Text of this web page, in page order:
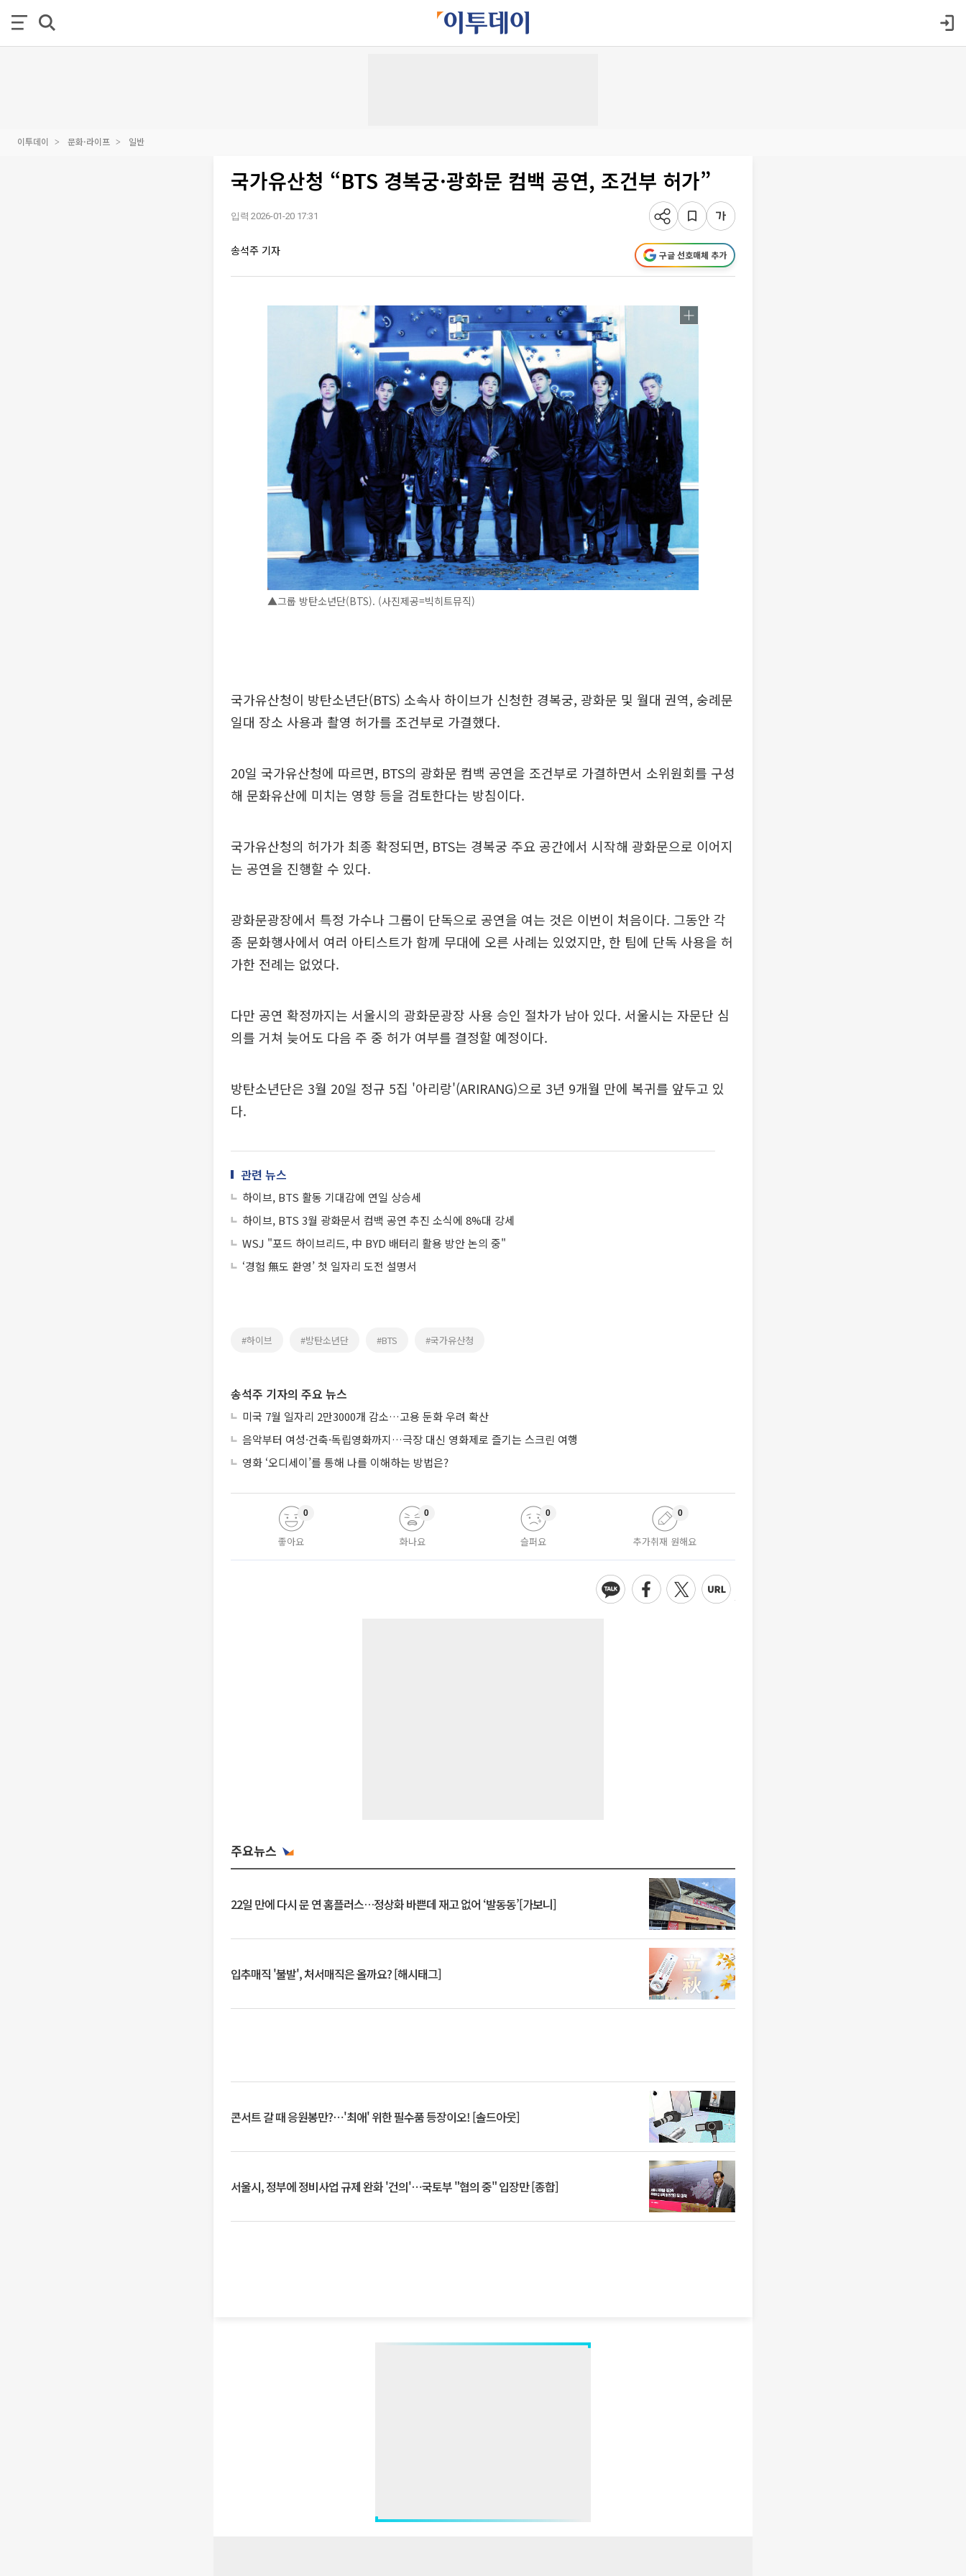
이투데이 문화·라이프 일반
국가유산청 “BTS 경복궁·광화문 컴백 공연, 조건부 허가”
입력 2026-01-20 17:31
송석주 기자 구글 선호매체 추가
▲그룹 방탄소년단(BTS). (사진제공=빅히트뮤직)
국가유산청이 방탄소년단(BTS) 소속사 하이브가 신청한 경복궁, 광화문 및 월대 권역, 숭례문
일대 장소 사용과 촬영 허가를 조건부로 가결했다.
20일 국가유산청에 따르면, BTS의 광화문 컴백 공연을 조건부로 가결하면서 소위원회를 구성
해 문화유산에 미치는 영향 등을 검토한다는 방침이다.
국가유산청의 허가가 최종 확정되면, BTS는 경복궁 주요 공간에서 시작해 광화문으로 이어지
는 공연을 진행할 수 있다.
광화문광장에서 특정 가수나 그룹이 단독으로 공연을 여는 것은 이번이 처음이다. 그동안 각
종 문화행사에서 여러 아티스트가 함께 무대에 오른 사례는 있었지만, 한 팀에 단독 사용을 허
가한 전례는 없었다.
다만 공연 확정까지는 서울시의 광화문광장 사용 승인 절차가 남아 있다. 서울시는 자문단 심
의를 거쳐 늦어도 다음 주 중 허가 여부를 결정할 예정이다.
방탄소년단은 3월 20일 정규 5집 '아리랑'(ARIRANG)으로 3년 9개월 만에 복귀를 앞두고 있
다.
관련 뉴스
하이브, BTS 활동 기대감에 연일 상승세
하이브, BTS 3월 광화문서 컴백 공연 추진 소식에 8%대 강세
WSJ "포드 하이브리드, 中 BYD 배터리 활용 방안 논의 중"
‘경험 無도 환영’ 첫 일자리 도전 설명서
#하이브 #방탄소년단 #BTS #국가유산청
송석주 기자의 주요 뉴스
미국 7월 일자리 2만3000개 감소…고용 둔화 우려 확산
음악부터 여성·건축·독립영화까지…극장 대신 영화제로 즐기는 스크린 여행
영화 ‘오디세이’를 통해 나를 이해하는 방법은?
좋아요
0
화나요
0
슬퍼요
0
추가취재 원해요
0
주요뉴스
22일 만에 다시 문 연 홈플러스…정상화 바쁜데 재고 없어 ‘발동동’[가보니]
입추매직 '불발', 처서매직은 올까요? [해시태그]
콘서트 갈 때 응원봉만?⋯'최애' 위한 필수품 등장이오! [솔드아웃]
서울시, 정부에 정비사업 규제 완화 '건의'⋯국토부 "협의 중" 입장만 [종합]